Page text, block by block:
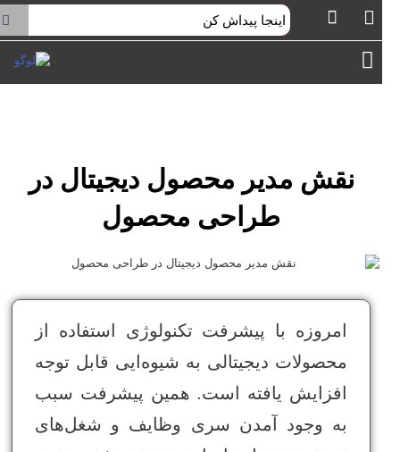
فهرست
نقش مدیر محصول دیجیتال در
طراحی محصول
امروزه با پیشرفت تکنولوژی استفاده از
محصولات دیجیتالی به شیوه‌ایی قابل توجه
افزایش یافته است. همین پیشرفت سبب
به وجود آمدن سری وظایف و شغل‌های